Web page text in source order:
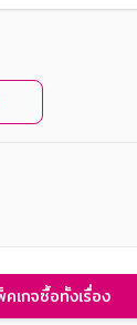
เกจซื้อทั้งเรื่อง